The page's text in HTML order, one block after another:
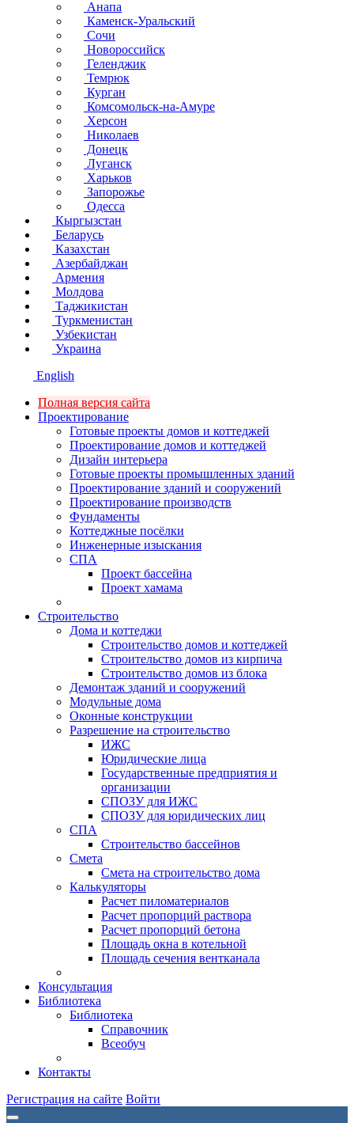
Анапа
Каменск-Уральский
Сочи
Новороссийск
Геленджик
Темрюк
Курган
Комсомольск-на-Амуре
Херсон
Николаев
Донецк
Луганск
Харьков
Запорожье
Одесса
Кыргызстан
Беларусь
Казахстан
Азербайджан
Армения
Молдова
Таджикистан
Туркменистан
Узбекистан
Украина
English
Полная версия сайта
Проектирование
Готовые проекты домов и коттеджей
Проектирование домов и коттеджей
Дизайн интерьера
Готовые проекты промышленных зданий
Проектирование зданий и сооружений
Проектирование производств
Фундаменты
Коттеджные посёлки
Инженерные изыскания
СПА
Проект бассейна
Проект хамама
Строительство
Дома и коттеджи
Строительство домов и коттеджей
Строительство домов из кирпича
Строительство домов из блока
Демонтаж зданий и сооружений
Модульные дома
Оконные конструкции
Разрешение на строительство
ИЖС
Юридические лица
Государственные предприятия и
организации
СПОЗУ для ИЖС
СПОЗУ для юридических лиц
СПА
Строительство бассейнов
Смета
Смета на строительство дома
Калькуляторы
Расчет пиломатериалов
Расчет пропорций раствора
Расчет пропорций бетона
Площадь окна в котельной
Площадь сечения вентканала
Консультация
Библиотека
Библиотека
Справочник
Всеобуч
Контакты
Регистрация на сайте Войти